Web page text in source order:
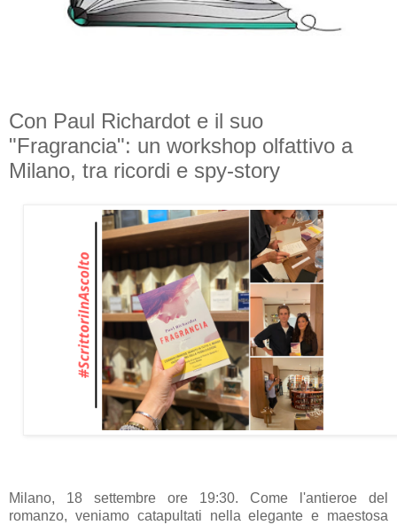
Con Paul Richardot e il suo
"Fragrancia": un workshop olfattivo a
Milano, tra ricordi e spy-story
Milano, 18 settembre ore 19:30. Come l'antieroe del
romanzo, veniamo catapultati nella elegante e maestosa